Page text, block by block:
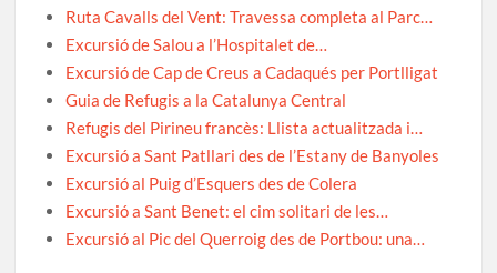
Ruta Cavalls del Vent: Travessa completa al Parc…
Excursió de Salou a l’Hospitalet de…
Excursió de Cap de Creus a Cadaqués per Portlligat
Guia de Refugis a la Catalunya Central
Refugis del Pirineu francès: Llista actualitzada i…
Excursió a Sant Patllari des de l’Estany de Banyoles
Excursió al Puig d’Esquers des de Colera
Excursió a Sant Benet: el cim solitari de les…
Excursió al Pic del Querroig des de Portbou: una…